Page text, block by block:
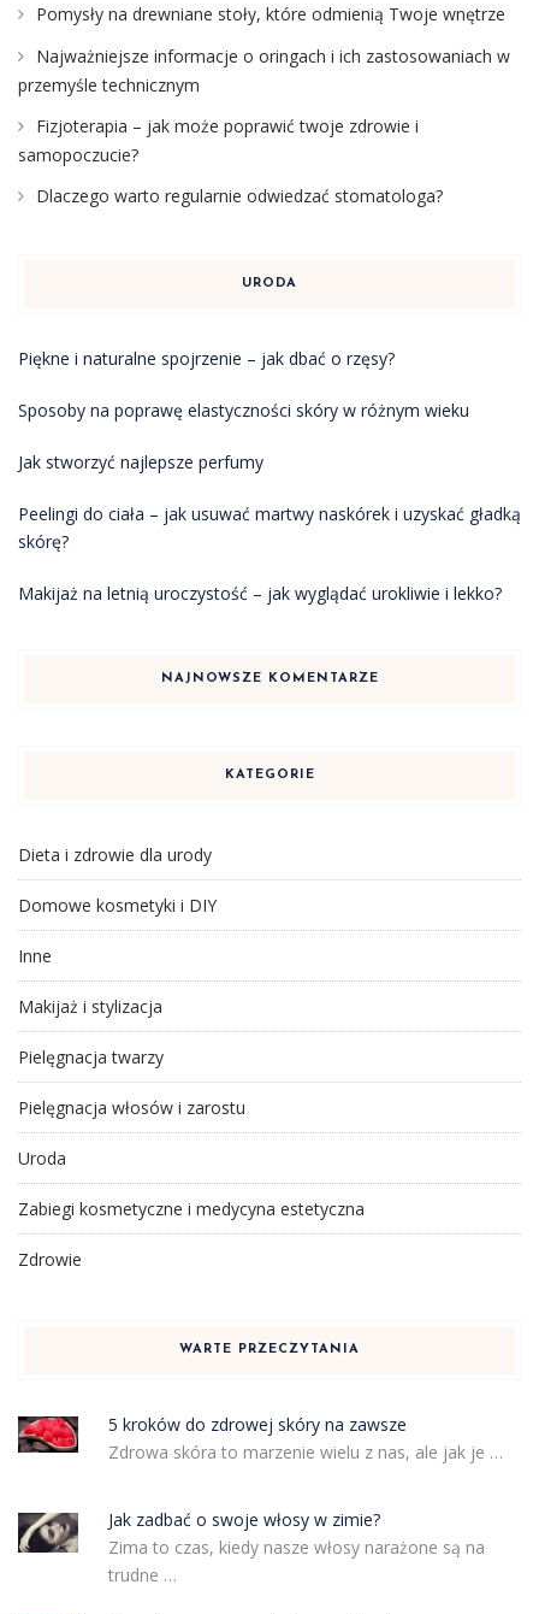
Pomysły na drewniane stoły, które odmienią Twoje wnętrze
Najważniejsze informacje o oringach i ich zastosowaniach w
przemyśle technicznym
Fizjoterapia – jak może poprawić twoje zdrowie i
samopoczucie?
Dlaczego warto regularnie odwiedzać stomatologa?
URODA
Piękne i naturalne spojrzenie – jak dbać o rzęsy?
Sposoby na poprawę elastyczności skóry w różnym wieku
Jak stworzyć najlepsze perfumy
Peelingi do ciała – jak usuwać martwy naskórek i uzyskać gładką
skórę?
Makijaż na letnią uroczystość – jak wyglądać urokliwie i lekko?
NAJNOWSZE KOMENTARZE
KATEGORIE
Dieta i zdrowie dla urody
Domowe kosmetyki i DIY
Inne
Makijaż i stylizacja
Pielęgnacja twarzy
Pielęgnacja włosów i zarostu
Uroda
Zabiegi kosmetyczne i medycyna estetyczna
Zdrowie
WARTE PRZECZYTANIA
5 kroków do zdrowej skóry na zawsze
Zdrowa skóra to marzenie wielu z nas, ale jak je …
Jak zadbać o swoje włosy w zimie?
Zima to czas, kiedy nasze włosy narażone są na
trudne …